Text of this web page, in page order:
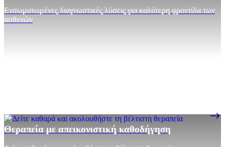
Ενσωματωμένες διαγνωστικές λύσεις για καλύτερη φροντίδα των
ασθενών
Θεραπεία με απεικονιστική καθοδήγηση